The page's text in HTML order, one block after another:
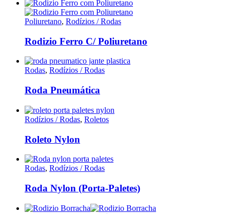
Poliuretano, Rodízios / Rodas
Rodizio Ferro C/ Poliuretano
Rodas, Rodízios / Rodas
Roda Pneumática
Rodízios / Rodas, Roletos
Roleto Nylon
Rodas, Rodízios / Rodas
Roda Nylon (Porta-Paletes)